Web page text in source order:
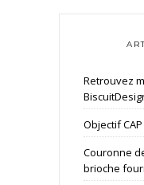
Retrouvez
Objectif
Couronne
brioche